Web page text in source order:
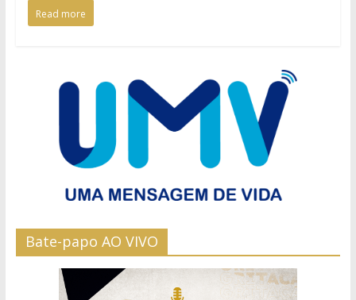
Read more
Bate-papo AO VIVO